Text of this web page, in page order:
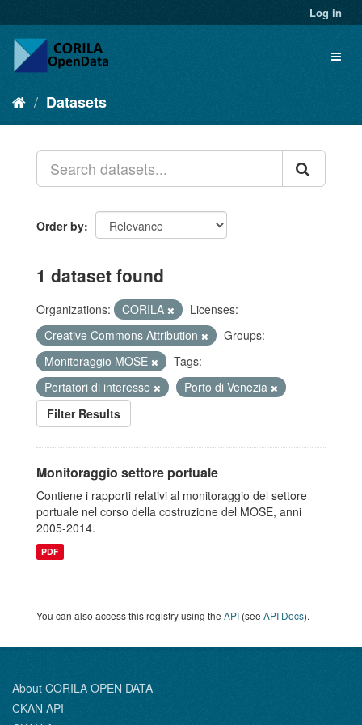
Log in
Datasets
Order by
1 dataset found
Organizations: CORILA
Licenses:
Creative Commons Attribution
Groups:
Monitoraggio MOSE
Tags:
Portatori di interesse
Porto di Venezia
Filter Results
Monitoraggio settore portuale
Contiene i rapporti relativi al monitoraggio del settore
portuale nel corso della costruzione del MOSE, anni
2005-2014.
PDF
You can also access this registry using the API (see API Docs).
About CORILA OPEN DATA
CKAN API